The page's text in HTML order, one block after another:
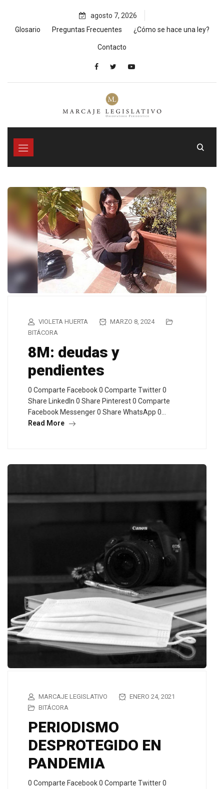
content
agosto 7, 2026
Glosario
Preguntas Frecuentes ¿Cómo se hace una ley?
Contacto
VIOLETA HUERTA
MARZO 8, 2024
BITÁCORA
8M: deudas y
pendientes
0 Comparte Facebook 0 Comparte Twitter 0
Share LinkedIn 0 Share Pinterest 0 Comparte
Facebook Messenger 0 Share WhatsApp 0…
Read More
MARCAJE LEGISLATIVO
ENERO 24, 2021
BITÁCORA
PERIODISMO
DESPROTEGIDO EN
PANDEMIA
0 Comparte Facebook 0 Comparte Twitter 0